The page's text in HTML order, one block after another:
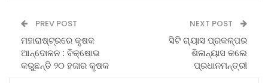
PREV POST
ମହାରାଷ୍ଟ୍ରରେ କୃଷକ
ଆନ୍ଦୋଳନ : ବିକ୍ଷୋଭ
କରୁଛନ୍ତି ୨୦ ହଜାର କୃଷକ
NEXT POST
ସିଟି ଗ୍ୟାସ ପ୍ରକଳ୍ପର
ଶିଳାନ୍ୟାସ କଲେ
ପ୍ରଧାନମନ୍ତ୍ରୀ